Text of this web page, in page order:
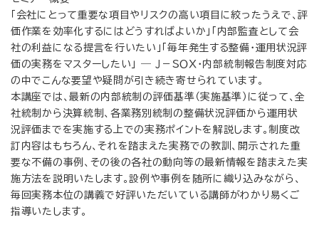
「会社にとって重要な項目やリスクの高い項目に絞ったうえで、評
価作業を効率化するにはどうすればよいか」「内部監査として会
社の利益になる提言を行いたい」「毎年発生する整備・運用状況評
価の実務をマスターしたい」 ― Ｊ－ＳＯＸ・内部統制報告制度対応
の中でこんな要望や疑問が引き続き寄せられています。
本講座では、最新の内部統制の評価基準（実施基準）に従って、全
社統制から決算統制、各業務別統制の整備状況評価から運用状
況評価までを実施する上での実務ポイントを解説します。制度改
訂内容はもちろん、それを踏まえた実務での教訓、開示された重
要な不備の事例、その後の各社の動向等の最新情報を踏まえた実
施方法を説明いたします。設例や事例を随所に織り込みながら、
毎回実務本位の講義で好評いただいている講師がわかり易くご
指導いたします。